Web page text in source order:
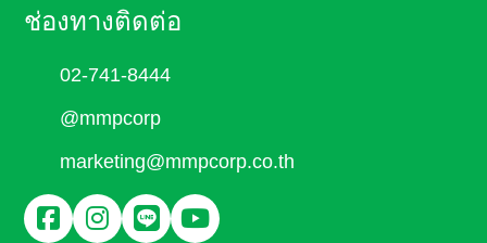
ช่องทางติดต่อ
02-741-8444
@mmpcorp
marketing@mmpcorp.co.th